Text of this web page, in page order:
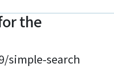
the
simple-search